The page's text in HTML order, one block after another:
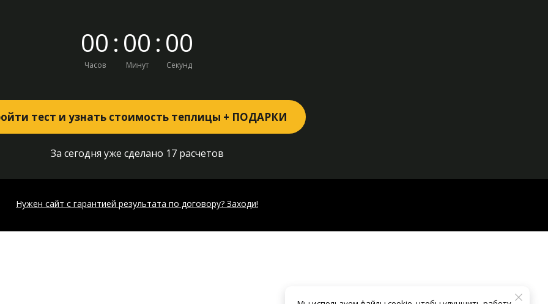
00
Часов
: 00
Минут
: 00
Секунд
тест и узнать стоимость теплицы + ПОДАРКИ
За сегодня уже сделано 17 расчетов
Нужен сайт с гарантией результата по договору? Заходи!